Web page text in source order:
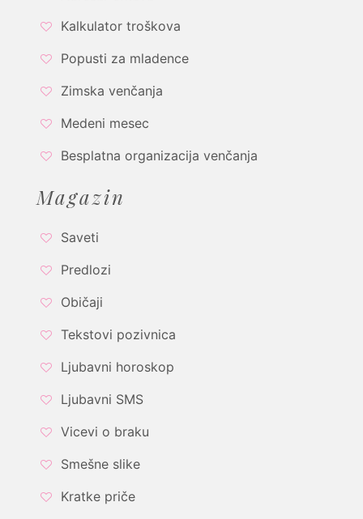
Kalkulator troškova
Popusti za mladence
Zimska venčanja
Medeni mesec
Besplatna organizacija venčanja
Magazin
Saveti
Predlozi
Običaji
Tekstovi pozivnica
Ljubavni horoskop
Ljubavni SMS
Vicevi o braku
Smešne slike
Kratke priče